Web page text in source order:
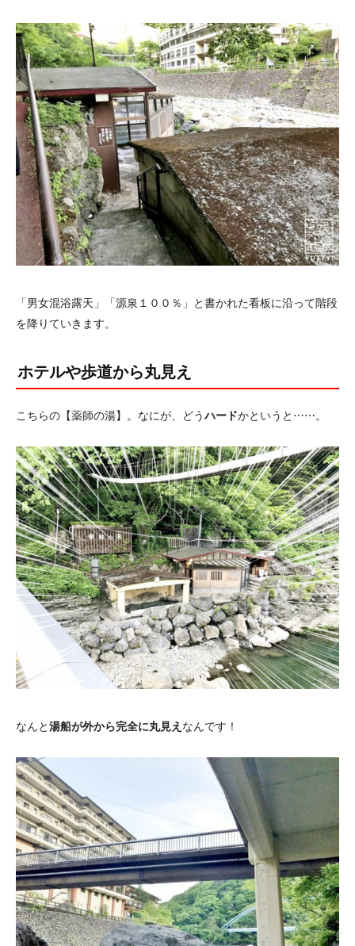
「男女混浴露天」「源泉１００％」と書かれた看板に沿って階段
を降りていきます。
ホテルや歩道から丸見え
こちらの【薬師の湯】。なにが、どうハードかというと⋯⋯。
なんと湯船が外から完全に丸見え なんです！